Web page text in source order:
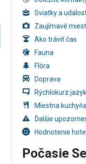
Sviatky a
Zaujímavé
Ako tráviť čas
Fauna
Flóra
Doprava
Rýchlokurz
Miestna kuchyňa
Ďalšie
Hodnotenie
Počasie